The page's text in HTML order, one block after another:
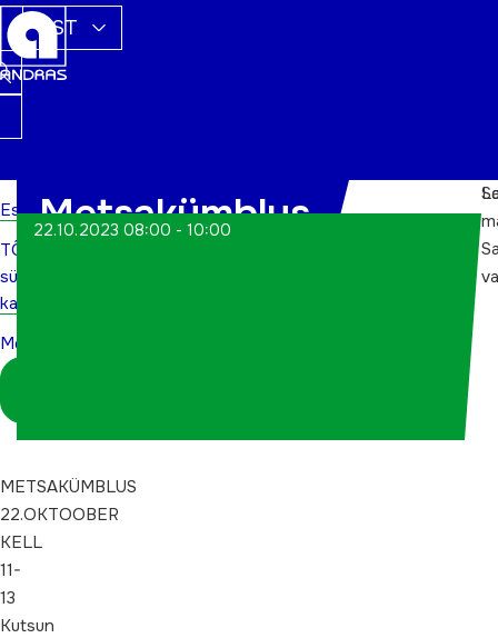
EST
Esileht
TÕN
sündmuste
kalender
Metsakümblus
Metsakümblus
22.10.2023 08:00 - 10:00
METSAKÜMBLUS
22.OKTOOBER
KELL
11-
13
Kutsun